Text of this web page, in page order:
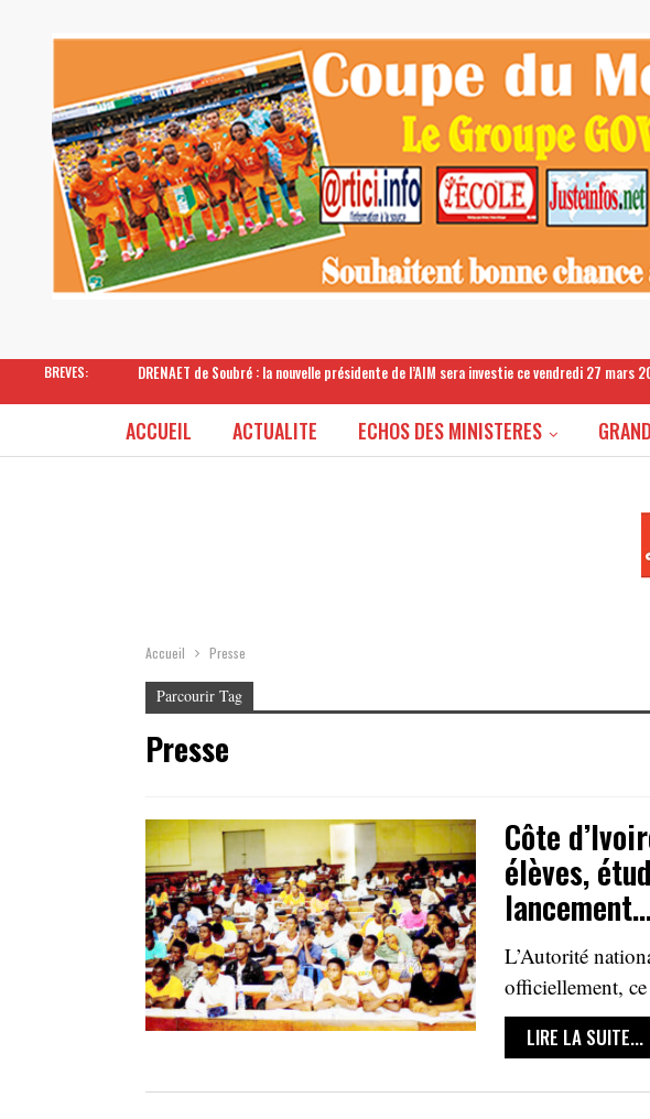
BREVES: DRENAET de Soubré : la nouvelle présidente de l’AIM sera investie ce vendredi 27 mars
ACCUEIL ACTUALITE ECHOS DES MINISTERES
Accueil Presse
Parcourir Tag
Presse
Côte
élèves,
L’Autorité
officiellement,
LIRE LA SUITE...